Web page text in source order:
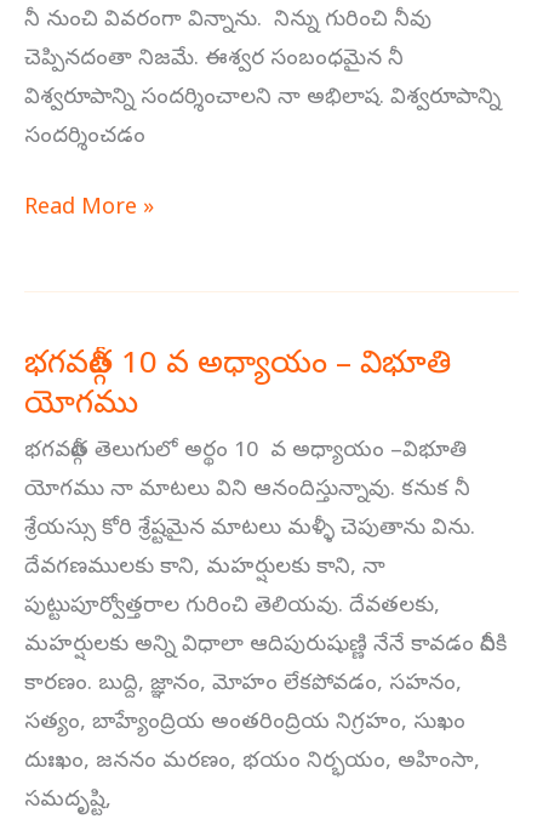
నీ నుంచి వివరంగా విన్నాను. నిన్ను గురించి నీవు
చెప్పినదంతా నిజమే. ఈశ్వర సంబంధమైన నీ
విశ్వరూపాన్ని సందర్శించాలని నా అభిలాష. విశ్వరూపాన్ని
సందర్శించడం
Read More »
భగవద్గీత 10 వ అధ్యాయం – విభూతి
యోగము
భగవద్గీత తెలుగులో అర్థం 10 వ అధ్యాయం –విభూతి
యోగము నా మాటలు విని ఆనందిస్తున్నావు. కనుక నీ
శ్రేయస్సు కోరి శ్రేష్టమైన మాటలు మళ్ళీ చెపుతాను విను.
దేవగణములకు కాని, మహర్షులకు కాని, నా
పుట్టుపూర్వోత్తరాల గురించి తెలియవు. దేవతలకు,
మహర్షులకు అన్ని విధాలా ఆదిపురుషుణ్ణి నేనే కావడం దీనికి
కారణం. బుద్ది, జ్ఞానం, మోహం లేకపోవడం, సహనం,
సత్యం, బాహ్యేంద్రియ అంతరింద్రియ నిగ్రహం, సుఖం
దుఃఖం, జననం మరణం, భయం నిర్భయం, అహింసా,
సమదృష్టి,
భగవద్గీత
10
వ
అధ్యాయం
–
విభూతి
యోగము